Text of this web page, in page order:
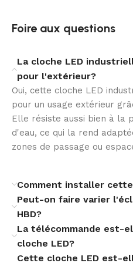
Le driver LIFUD dimmable
une gestion fiable de
contraintes du site, tout
lumière stable et
La compatibilité avec une
mA à 830 mA et une
la souplesse de
contribue à une
Une conception
Conçue pour l’usage
bénéficie d’une
et les projections d’eau,
aux chocs. Elle est ainsi
Foire aux questions
La cloche LED
pour l'extérieur?
Oui, cette cloche LED
pour un usage extérieur
Elle résiste aussi bien à la
d'eau, ce qui la rend
zones de passage ou
Comment installer
Peut-on faire varier
HBD?
La télécommande est-
cloche LED?
Cette cloche LED est-